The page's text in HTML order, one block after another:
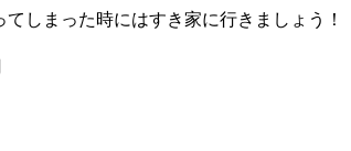
しまった時にはすき家に行きましょう！